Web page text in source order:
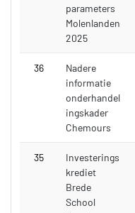
parameters
Molenlanden
2025
36
Nadere
informatie
onderhandel
ingskader
Chemours
35
Investerings
krediet
Brede
School